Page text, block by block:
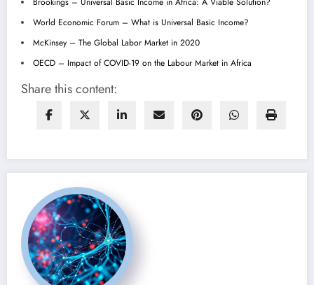
World Economic Forum – What is Universal Basic Income?
McKinsey – The Global Labor Market in 2020
OECD – Impact of COVID-19 on the Labour Market in Africa
Share this content: